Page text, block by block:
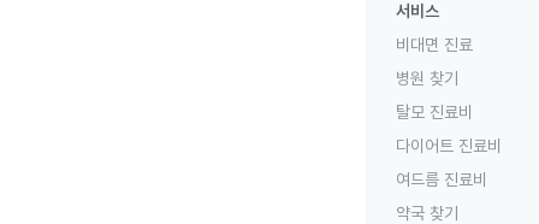
서비스
비대면 진료
병원 찾기
탈모 진료비
다이어트 진료비
여드름 진료비
약국 찾기